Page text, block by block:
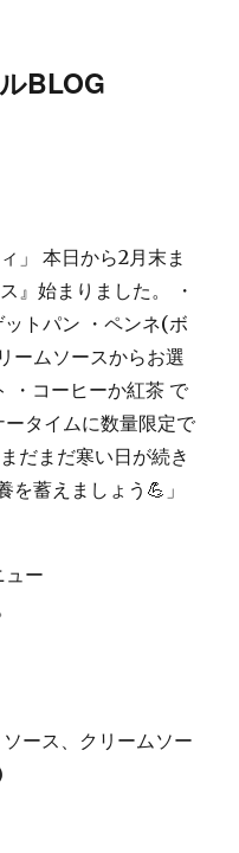
BLOG
ュー
ース、クリームソー